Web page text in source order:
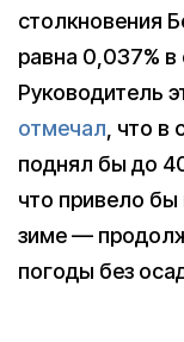
столкновения
равна 0,037% в
Руководитель
отмечал, что в
поднял бы до
что привело бы
зиме —
погоды без